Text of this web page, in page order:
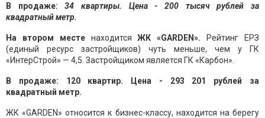
В продаже:34 квартиры. Цена - 200 тысяч рублей за
квадратный метр.
На втором местенаходитсяЖК «GARDEN». Рейтинг ЕРЗ
(единый ресурс застройщиков) чуть меньше, чем у ГК
«ИнтерСтрой» — 4,5. Застройщиком является ГК «Карбон».
В продаже: 120 квартир. Цена - 293 201 рублей за
квадратный метр.
ЖК «GARDEN» относится к бизнес-классу, находится на берегу